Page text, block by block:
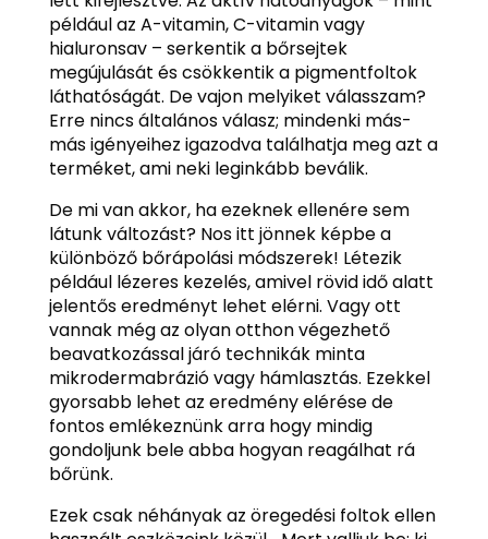
például az A-vitamin, C-vitamin vagy
hialuronsav – serkentik a bőrsejtek
megújulását és csökkentik a pigmentfoltok
láthatóságát. De vajon melyiket válasszam?
Erre nincs általános válasz; mindenki más-
más igényeihez igazodva találhatja meg azt a
terméket, ami neki leginkább beválik.
De mi van akkor, ha ezeknek ellenére sem
látunk változást? Nos itt jönnek képbe a
különböző bőrápolási módszerek! Létezik
például lézeres kezelés, amivel rövid idő alatt
jelentős eredményt lehet elérni. Vagy ott
vannak még az olyan otthon végezhető
beavatkozással járó technikák minta
mikrodermabrázió vagy hámlasztás. Ezekkel
gyorsabb lehet az eredmény elérése de
fontos emlékeznünk arra hogy mindig
gondoljunk bele abba hogyan reagálhat rá
bőrünk.
Ezek csak néhányak az öregedési foltok ellen